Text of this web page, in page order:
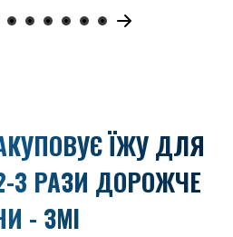
ЇЖУ ДЛЯ
3 РАЗИ ДОРОЖЧЕ
- ЗМІ